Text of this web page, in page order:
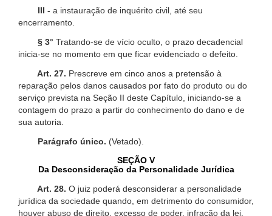
III - a instauração de inquérito civil, até seu
encerramento.
§ 3° Tratando-se de vício oculto, o prazo decadencial
inicia-se no momento em que ficar evidenciado o defeito.
Art. 27. Prescreve em cinco anos a pretensão à
reparação pelos danos causados por fato do produto ou do
serviço prevista na Seção II deste Capítulo, iniciando-se a
contagem do prazo a partir do conhecimento do dano e de
sua autoria.
Parágrafo único. (Vetado).
SEÇÃO V
Da Desconsideração da Personalidade Jurídica
Art. 28. O juiz poderá desconsiderar a personalidade
jurídica da sociedade quando, em detrimento do consumidor,
houver abuso de direito, excesso de poder, infração da lei,